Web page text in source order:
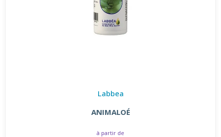
Labbea
ANIMALOÉ
à partir de